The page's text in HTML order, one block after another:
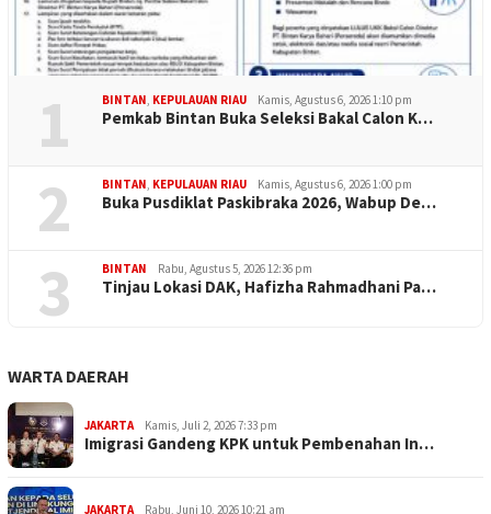
1 BINTAN, KEPULAUAN RIAU Kamis, Agustus 6, 2026 1:10 pm
Pemkab Bintan Buka Seleksi Bakal Calon K…
2 BINTAN, KEPULAUAN RIAU Kamis, Agustus 6, 2026 1:00 pm
Buka Pusdiklat Paskibraka 2026, Wabup De…
3 BINTAN Rabu, Agustus 5, 2026 12:36 pm
Tinjau Lokasi DAK, Hafizha Rahmadhani Pa…
WARTA DAERAH
JAKARTA Kamis, Juli 2, 2026 7:33 pm
Imigrasi Gandeng KPK untuk Pembenahan In…
JAKARTA Rabu, Juni 10, 2026 10:21 am